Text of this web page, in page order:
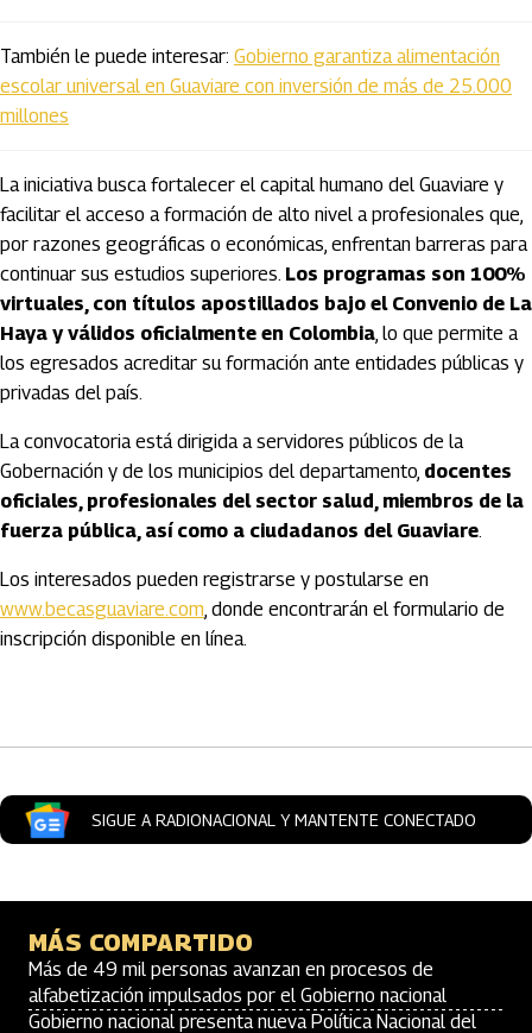
También le puede interesar: Gobierno garantiza alimentación
escolar universal en Guaviare con inversión de más de 25.000
millones
La iniciativa busca fortalecer el capital humano del Guaviare y
facilitar el acceso a formación de alto nivel a profesionales que,
por razones geográficas o económicas, enfrentan barreras para
continuar sus estudios superiores. Los programas son 100%
virtuales, con títulos apostillados bajo el Convenio de La
Haya y válidos oficialmente en Colombia, lo que permite a
los egresados acreditar su formación ante entidades públicas y
privadas del país.
La convocatoria está dirigida a servidores públicos de la
Gobernación y de los municipios del departamento, docentes
oficiales, profesionales del sector salud, miembros de la
fuerza pública, así como a ciudadanos del Guaviare.
Los interesados pueden registrarse y postularse en
www.becasguaviare.com, donde encontrarán el formulario de
inscripción disponible en línea.
SIGUE A RADIONACIONAL Y MANTENTE CONECTADO
MÁS COMPARTIDO
Más de 49 mil personas avanzan en procesos de
alfabetización impulsados por el Gobierno nacional
Gobierno nacional presenta nueva Política Nacional del